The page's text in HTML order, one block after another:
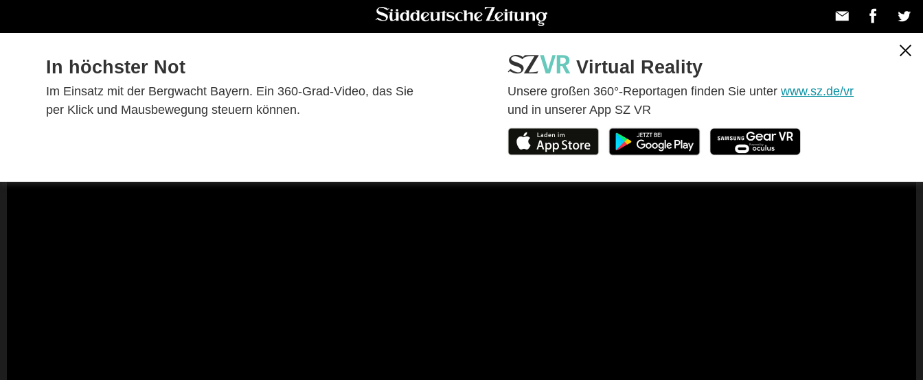
In höchster Not
Im Einsatz mit der Bergwacht Bayern. Ein 360-Grad-Video, das Sie
per Klick und Mausbewegung steuern können.
Virtual Reality
Unsere großen 360°-Reportagen finden Sie unterwww.sz.de/vr
und in unserer App SZ VR